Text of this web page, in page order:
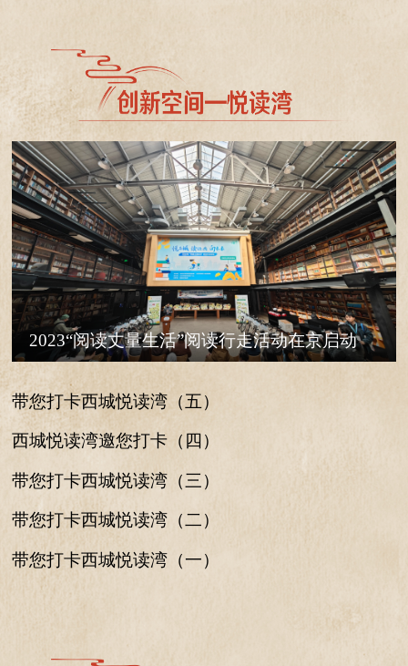
2023“阅读丈量生活”阅读行走活动在京启动
带您打卡西城悦读湾（五）
西城悦读湾邀您打卡（四）
带您打卡西城悦读湾（三）
带您打卡西城悦读湾（二）
带您打卡西城悦读湾（一）